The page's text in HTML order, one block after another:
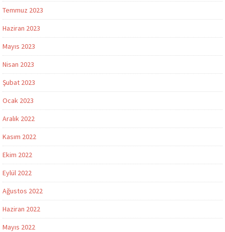
Temmuz 2023
Haziran 2023
Mayıs 2023
Nisan 2023
Şubat 2023
Ocak 2023
Aralık 2022
Kasım 2022
Ekim 2022
Eylül 2022
Ağustos 2022
Haziran 2022
Mayıs 2022